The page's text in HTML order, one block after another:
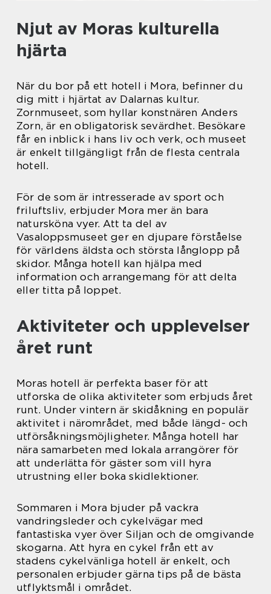
Njut av Moras kulturella
hjärta
När du bor på ett hotell i Mora, befinner du
dig mitt i hjärtat av Dalarnas kultur.
Zornmuseet, som hyllar konstnären Anders
Zorn, är en obligatorisk sevärdhet. Besökare
får en inblick i hans liv och verk, och museet
är enkelt tillgängligt från de flesta centrala
hotell.
För de som är intresserade av sport och
friluftsliv, erbjuder Mora mer än bara
natursköna vyer. Att ta del av
Vasaloppsmuseet ger en djupare förståelse
för världens äldsta och största långlopp på
skidor. Många hotell kan hjälpa med
information och arrangemang för att delta
eller titta på loppet.
Aktiviteter och upplevelser
året runt
Moras hotell är perfekta baser för att
utforska de olika aktiviteter som erbjuds året
runt. Under vintern är skidåkning en populär
aktivitet i närområdet, med både längd- och
utförsåkningsmöjligheter. Många hotell har
nära samarbeten med lokala arrangörer för
att underlätta för gäster som vill hyra
utrustning eller boka skidlektioner.
Sommaren i Mora bjuder på vackra
vandringsleder och cykelvägar med
fantastiska vyer över Siljan och de omgivande
skogarna. Att hyra en cykel från ett av
stadens cykelvänliga hotell är enkelt, och
personalen erbjuder gärna tips på de bästa
utflyktsmål i området.